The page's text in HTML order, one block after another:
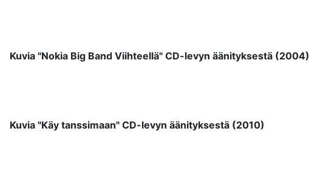
Kuvia "Nokia Big Band Viihteellä" CD-levyn äänityksestä (2004)
Kuvia "Käy tanssimaan" CD-levyn äänityksestä (2010)